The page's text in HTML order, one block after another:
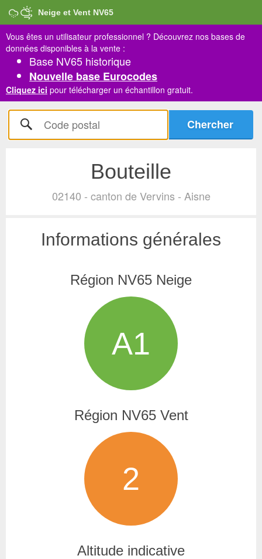
Neige et Vent NV65
Vous êtes un utilisateur professionnel ? Découvrez nos bases de
données disponibles à la vente :
Base NV65 historique
Nouvelle base Eurocodes
Cliquez ici pour télécharger un échantillon gratuit.
Bouteille
02140 - canton de Vervins - Aisne
Informations générales
Région NV65 Neige
A1
Région NV65 Vent
2
Altitude indicative